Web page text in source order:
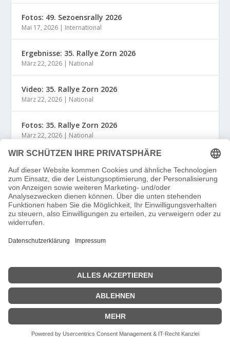
Fotos: 49. Sezoensrally 2026
Mai 17, 2026 | International
Ergebnisse: 35. Rallye Zorn 2026
März 22, 2026 | National
Video: 35. Rallye Zorn 2026
März 22, 2026 | National
Fotos: 35. Rallye Zorn 2026
März 22, 2026 |National
FOLGEN SIE UNS
FACEBOOK
INSTAGRAM